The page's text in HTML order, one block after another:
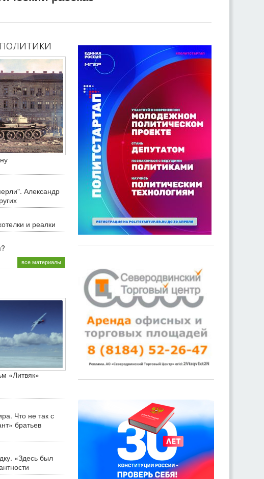
Александр
и реалки
все материалы
«Литвяк»
Что не так с
братьев
«Здесь был